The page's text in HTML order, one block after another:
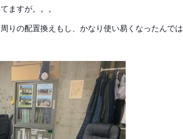
ますが。。。
りの配置換えもし、かなり使い易くなったんでは